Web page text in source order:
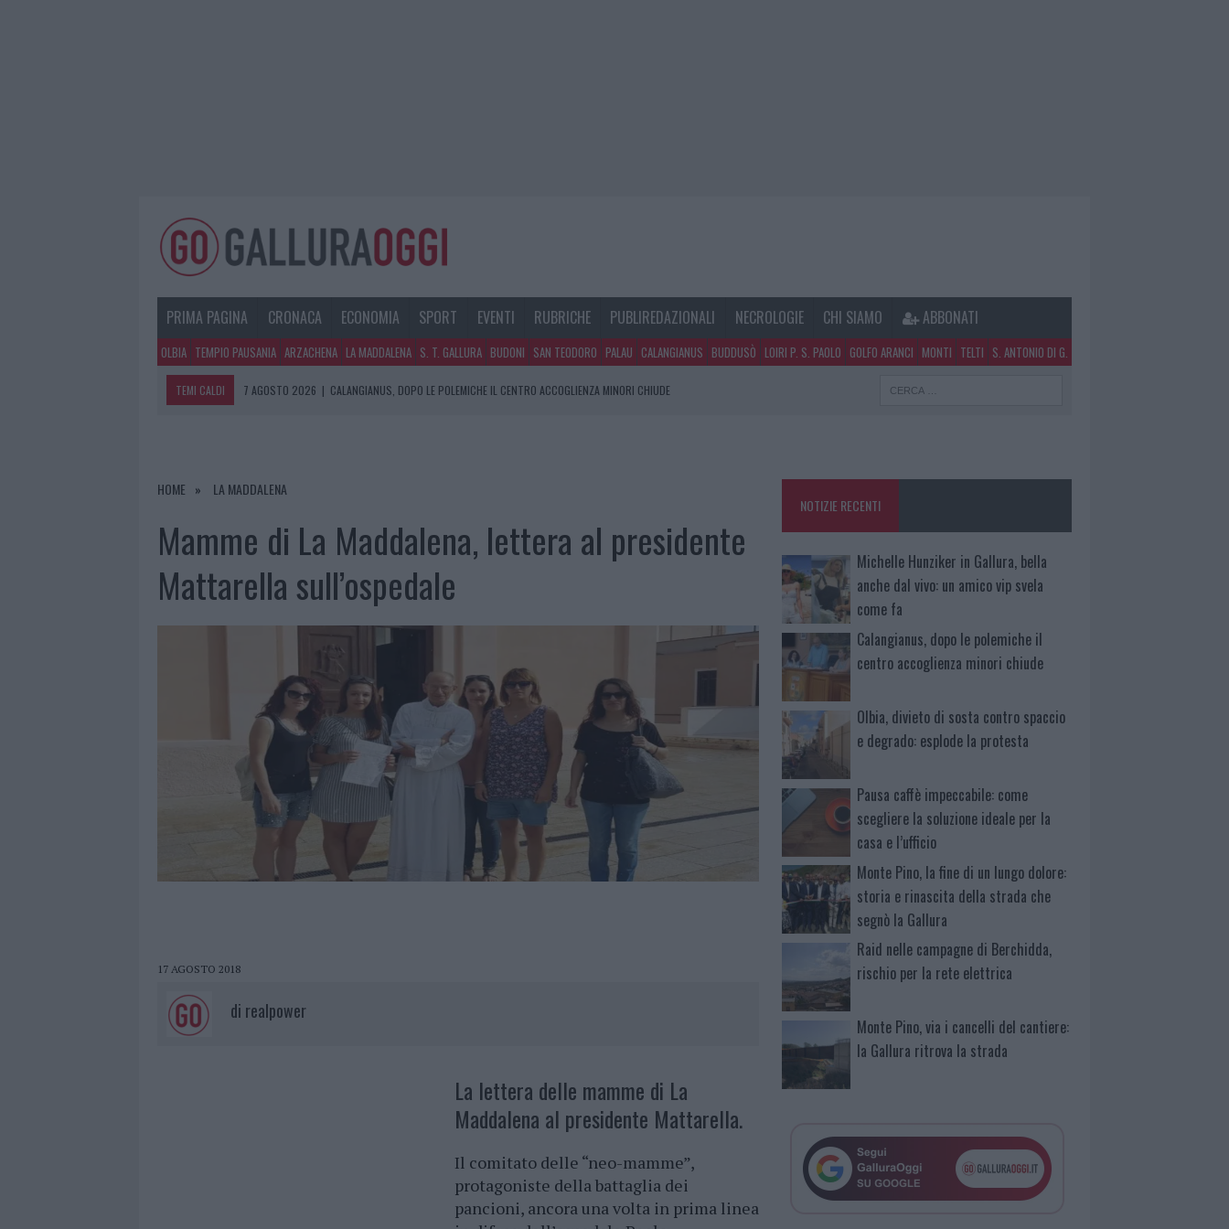
PRIMA PAGINA CRONACA ECONOMIA SPORT EVENTI RUBRICHE PUBLIREDAZIONALI NECROLOGIE CHI SIAMO ABBONATI
OLBIA TEMPIO PAUSANIA ARZACHENA LA MADDALENA S. T. GALLURA BUDONI SAN TEODORO PALAU CALANGIANUS BUDDUSÒ LOIRI P. S. PAOLO GOLFO ARANCI MONTI TELTI S. ANTONIO DI G.
TEMI CALDI 7 AGOSTO 2026 | CALANGIANUS, DOPO LE POLEMICHE IL CENTRO ACCOGLIENZA MINORI CHIUDE
7 AGOSTO 2026 | MONTE PINO, LA FINE DI UN LUNGO DOLORE: STORIA E RINASCITA DELLA STRADA CHE SEGNÒ LA GALLURA
HOME LA MADDALENA
Mamme di La Maddalena, lettera al presidente
Mattarella sull’ospedale
17 AGOSTO 2018
di realpower
La lettera delle mamme di La
Maddalena al presidente Mattarella.
Il comitato delle “neo-mamme”,
protagoniste della battaglia dei
pancioni, ancora una volta in prima linea
NOTIZIE RECENTI
Michelle Hunziker in Gallura, bella
anche dal vivo: un amico vip svela
come fa
Calangianus, dopo le polemiche il
centro accoglienza minori chiude
Olbia, divieto di sosta contro spaccio
e degrado: esplode la protesta
Pausa caffè impeccabile: come
scegliere la soluzione ideale per la
casa e l’ufficio
Monte Pino, la fine di un lungo dolore:
storia e rinascita della strada che
segnò la Gallura
Raid nelle campagne di Berchidda,
rischio per la rete elettrica
Monte Pino, via i cancelli del cantiere:
la Gallura ritrova la strada